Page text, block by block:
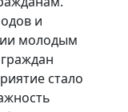
и
молодым
стало